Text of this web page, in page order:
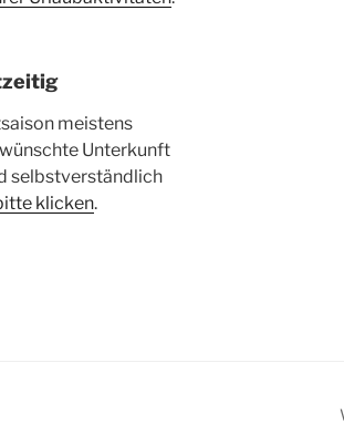
meistens
Unterkunft
selbstverständlich
klicken.